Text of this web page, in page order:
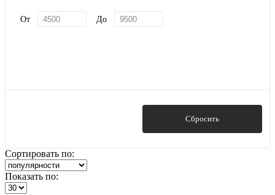
От До
Сбросить
Сортировать по:
Показать по: